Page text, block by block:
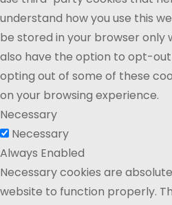
understand how you use this
be stored in your browser only
also have the option to opt-out
opting out of some of these
on your browsing experience.
Necessary
Necessary
Always Enabled
Necessary cookies are
website to function properly.